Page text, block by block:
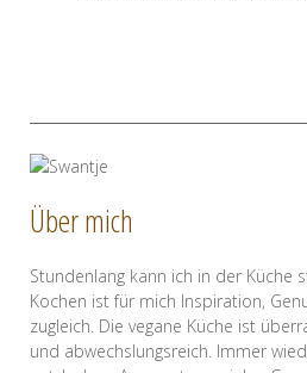
Über mich
Stundenlang kann ich in der Küche
Kochen ist für mich Inspiration,
zugleich. Die vegane Küche ist
und abwechslungsreich. Immer